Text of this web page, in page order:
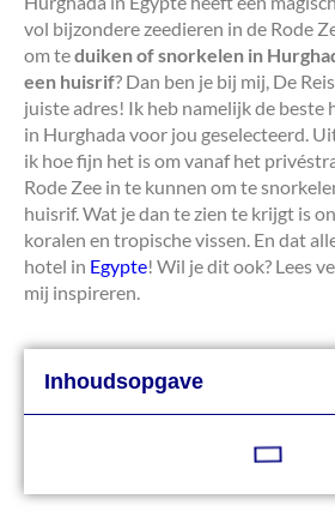
vol bijzondere zeedieren in de Rode
om teduiken of snorkelen in
een huisrif? Dan ben je bij mij, De
juiste adres! Ik heb namelijk de beste
in Hurghada voor jou geselecteerd.
ik hoe fijn het is om vanaf het
Rode Zee in te kunnen om te
huisrif. Wat je dan te zien te krijgt is
koralen en tropische vissen. En dat
hotel in Egypte! Wil je dit ook? Lees
mij inspireren.
Inhoudsopgave